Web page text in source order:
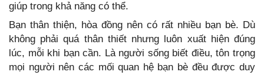
giúp trong khả năng có thể.
Bạn thân thiện, hòa đồng nên có rất nhiều bạn bè. Dù
không phải quá thân thiết nhưng luôn xuất hiện đúng
lúc, mỗi khi bạn cần. Là người sống biết điều, tôn trọng
mọi người nên các mối quan hệ bạn bè đều được duy